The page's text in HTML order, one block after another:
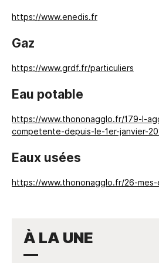
https://www.enedis.fr
Gaz
https://www.grdf.fr/particuliers
Eau potable
https://www.thononagglo.fr/179-l-
competente-depuis-le-1er-janvier-
Eaux usées
https://www.thononagglo.fr/26-mes-
À LA UNE